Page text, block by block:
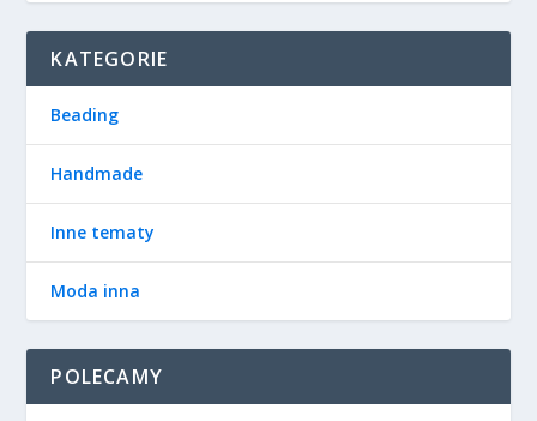
KATEGORIE
Beading
Handmade
Inne tematy
Moda inna
POLECAMY